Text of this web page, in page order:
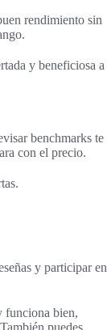
rendimiento sin
y beneficiosa a
benchmarks te
con el precio.
y participar en
funciona bien,
puedes